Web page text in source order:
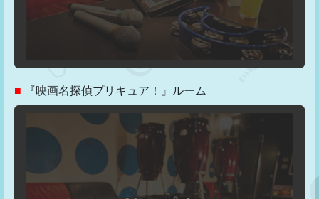
■ 『映画名探偵プリキュア！』ルーム